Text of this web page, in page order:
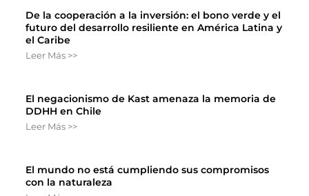
De la cooperación a la inversión: el bono verde y el
futuro del desarrollo resiliente en América Latina y
el Caribe
Leer Más >>
El negacionismo de Kast amenaza la memoria de
DDHH en Chile
Leer Más >>
El mundo no está cumpliendo sus compromisos
con la naturaleza